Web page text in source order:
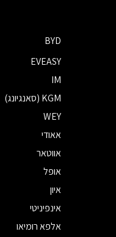
BYD
EVEASY
IM
KGM (סאנגיונג)
WEY
אאודי
אווטאר
אופל
איון
אינפיניטי
אלפא רומיאו